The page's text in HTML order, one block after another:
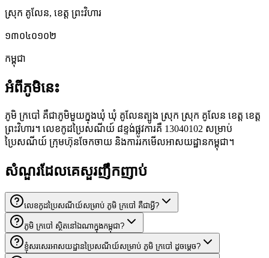
ស្រុក គូលែន, ខេត្ត ព្រះវិហារ
១៣០៤០១០២
កម្ពុជា
អំពីភូមិនេះ
ភូមិ ក្របៅ គឺជាភូមិមួយក្នុងឃុំ ឃុំ គូលែនត្បូង ស្រុក ស្រុក គូលែន ខេត្ត ខេត្ត
ព្រះវិហារ។ លេខកូដប្រៃសណីយ៍ ៨ខ្ទង់ផ្លូវការគឺ 13040102 សម្រាប់
ប្រៃសណីយ៍ ក្រុមហ៊ុនចែកចាយ និងការរកមើលអាសយដ្ឋានកម្ពុជា។
សំណួរដែលគេសួរញឹកញាប់
លេខកូដប្រៃសណីយ៍សម្រាប់ ភូមិ ក្របៅ គឺជាអ្វី?
ភូមិ ក្របៅ ស្ថិតនៅឯណាក្នុងកម្ពុជា?
ខ្ញុំសរសេរអាសយដ្ឋានប្រៃសណីយ៍សម្រាប់ ភូមិ ក្របៅ ដូចម្តេច?